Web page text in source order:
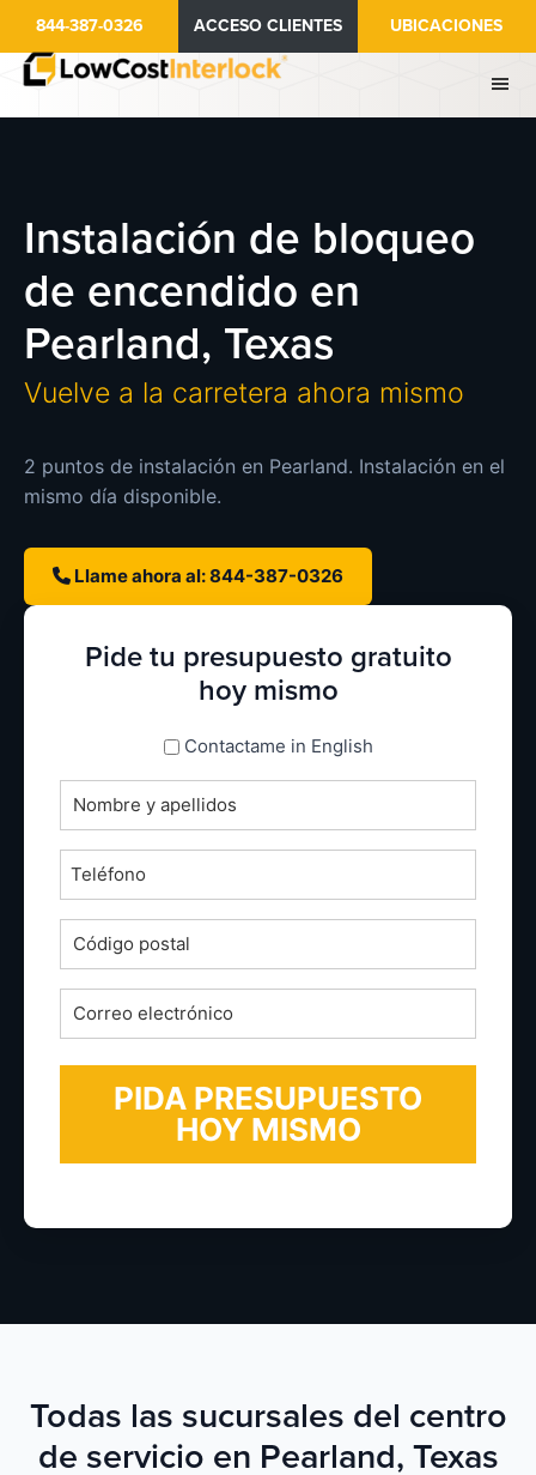
contenido
844-387-0326 ACCESO CLIENTES UBICACIONES
Instalación de bloqueo
de encendido en
Pearland, Texas
Vuelve a la carretera ahora mismo
2 puntos de instalación en Pearland. Instalación en el
mismo día disponible.
Llame ahora al: 844-387-0326
Pide tu presupuesto gratuito
hoy mismo
espanol_espanolContactame in English
Nombre
completo
*Teléfono
Código
postal
*Correo
electrónico
*
Todas las sucursales del centro
de servicio en Pearland, Texas